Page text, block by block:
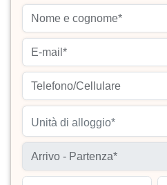
Unità di alloggio*